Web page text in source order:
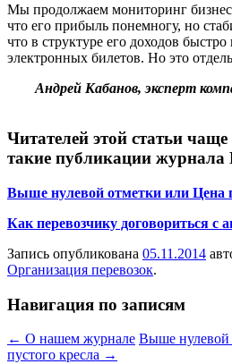
Мы продолжаем мониторинг
что его прибыль понемногу, но
что в структуре его доходов
электронных билетов. Но это
Андрей Кабанов, эксперт
Читателей этой статьи чаще
такие публикации
Выше нулевой отметки или Цена
Как перевозчику договориться с
Запись опубликована 05.11.2014
Организация перевозок.
Навигация по записям
← О нашем журнале Выше нулевой
пустого кресла →